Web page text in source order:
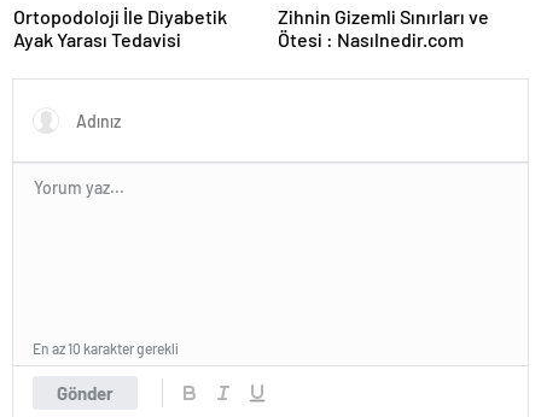
Ortopodoloji İle Diyabetik
Ayak Yarası Tedavisi
Zihnin Gizemli Sınırları ve
Ötesi : Nasılnedir.com
Gönder
En az 10 karakter gerekli